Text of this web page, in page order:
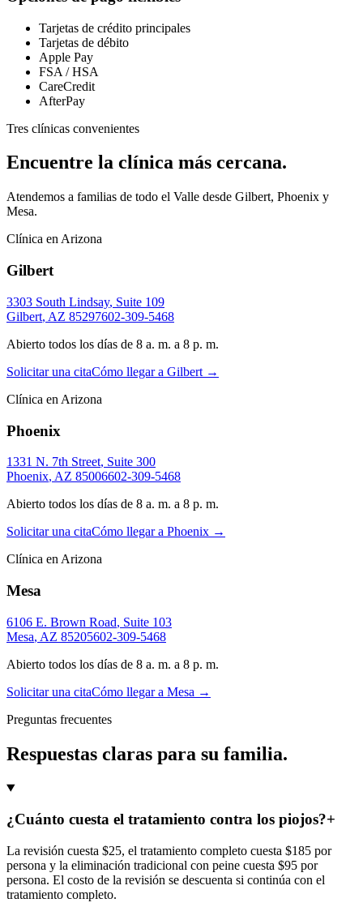
Tarjetas de crédito principales
Tarjetas de débito
Apple Pay
FSA / HSA
CareCredit
AfterPay
Tres clínicas convenientes
Encuentre la clínica más cercana.
Atendemos a familias de todo el Valle desde Gilbert, Phoenix y
Mesa.
Clínica en Arizona
Gilbert
3303 South Lindsay, Suite 109
Gilbert, AZ 85297602-309-5468
Abierto todos los días de 8 a. m. a 8 p. m.
Solicitar una citaCómo llegar a Gilbert →
Clínica en Arizona
Phoenix
1331 N. 7th Street, Suite 300
Phoenix, AZ 85006602-309-5468
Abierto todos los días de 8 a. m. a 8 p. m.
Solicitar una citaCómo llegar a Phoenix →
Clínica en Arizona
Mesa
6106 E. Brown Road, Suite 103
Mesa, AZ 85205602-309-5468
Abierto todos los días de 8 a. m. a 8 p. m.
Solicitar una citaCómo llegar a Mesa →
Preguntas frecuentes
Respuestas claras para su familia.
¿Cuánto cuesta el tratamiento contra los piojos?+
La revisión cuesta $25, el tratamiento completo cuesta $185 por
persona y la eliminación tradicional con peine cuesta $95 por
persona. El costo de la revisión se descuenta si continúa con el
tratamiento completo.